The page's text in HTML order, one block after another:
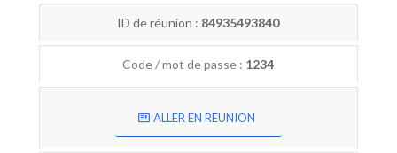
ID de réunion : 84935493840
Code / mot de passe : 1234
ALLER EN REUNION